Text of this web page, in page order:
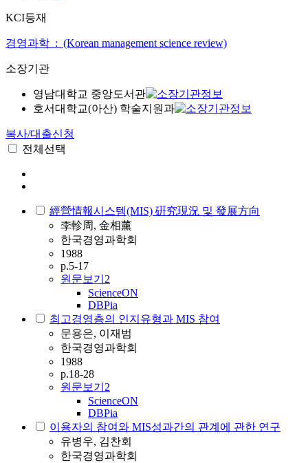
KCI등재
경영과학 : (Korean management science review)
소장기관
영남대학교 중앙도서관
호서대학교(아산) 학술지원과
복사/대출신청
전체선택
經營情報시스템(MIS) 硏究現況 및 發展方向
李軫周, 金相薰
한국경영과학회
1988
p.5-17
원문보기 2
ScienceON
DBPia
최고경영층의 인지유형과 MIS 참여
문용은, 이재범
한국경영과학회
1988
p.18-28
원문보기 2
ScienceON
DBPia
이용자의 참여와 MIS성과간의 관계에 관한 연구
유병우, 김찬회
한국경영과학회